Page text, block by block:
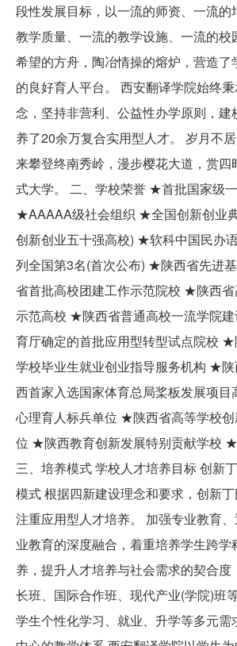
段性发展目标，以一流的师资、一流的
教学质量、一流的教学设施、一流的校
希望的方舟，陶冶情操的熔炉，营造了
的良好育人平台。 西安翻译学院始终
念，坚持非营利、公益性办学原则，建
养了20余万复合实用型人才。 岁月不
来攀登终南秀岭，漫步樱花大道，赏四
式大学。 二、学校荣誉 ★首批国家级
★AAAAA级社会组织 ★全国创新创业
创新创业五十强高校) ★软科中国民办
列全国第3名(首次公布) ★陕西省先进
省首批高校团建工作示范院校 ★陕西
示范高校 ★陕西省普通高校一流学院
育厅确定的首批应用型转型试点院校
学校毕业生就业创业指导服务机构 ★
西首家入选国家体育总局桨板发展项
心理育人标兵单位 ★陕西省高等学校
位 ★陕西教育创新发展特别贡献学校
三、培养模式 学校人才培养目标 创新
模式 根据四新建设理念和要求，创新丁
注重应用型人才培养。 加强专业教育
业教育的深度融合，着重培养学生跨
养，提升人才培养与社会需求的契合
长班、国际合作班、现代产业(学院)班
学生个性化学习、就业、升学等多元需